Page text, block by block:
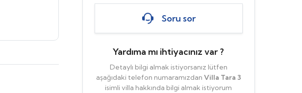
Soru sor
Yardıma mı ihtiyacınız var ?
Detaylı bilgi almak istiyorsanız lütfen
aşağıdaki telefon numaramızdan Villa Tara 3
isimli villa hakkında bilgi almak istiyorum